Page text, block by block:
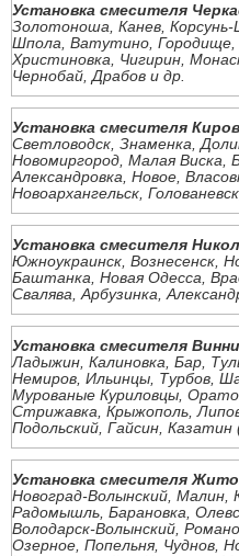
Установка смесителя
Золотоноша, Канев, Корсунь-
Шпола, Ватутино, Городище,
Христиновка, Чигирин,
Чернобай, Драбов и др.
Установка смесителя
Светловодск, Знаменка,
Новомиргород, Малая Виска,
Александровка, Новое,
Новоархангельск,
Установка смесителя
Южноукраинск, Вознесенск,
Баштанка, Новая Одесса,
Свалява, Арбузинка,
Установка смесителя
Ладыжин, Калиновка, Бар,
Немиров, Ильинцы, Турбов,
Мурованые Куриловцы,
Стрижавка, Крыжополь,
Подольский, Гайсин, Казатин
Установка смесителя
Новоград-Волынский, Малин,
Радомышль, Барановка,
Володарск-Волынский,
Озерное, Попельня, Чуднов,